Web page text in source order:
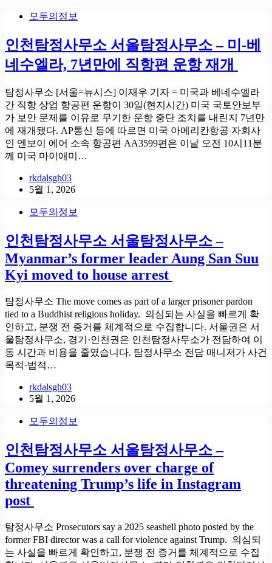
모두의정보
인천탐정사무소 서울탐정사무소 – 미-베
네수엘라, 7년만에 직항편 운항 재개
탐정사무소 [서울=뉴시스] 이재우 기자 = 미국과 베네수엘라
간 직항 상업 항공편 운항이 30일(현지시간) 미국 국토안보부
가 보안 문제를 이유로 무기한 운항 중단 조치를 내린지 7년만
에 재개됐다. AP통신 등에 따르면 미국 아메리칸항공 자회사
인 엔보이 에어 소속 항공편 AA3599편은 이날 오전 10시11분
께 미국 마이애미…
rkdalsgh03
5월 1, 2026
모두의정보
인천탐정사무소 서울탐정사무소 –
Myanmar’s former leader Aung San Suu
Kyi moved to house arrest
탐정사무소 The move comes as part of a larger prisoner pardon
tied to a Buddhist religious holiday. 의심되는 사실을 빠르게 확
인하고, 분쟁 전 증거를 체계적으로 수집합니다. 서울권은 서
울탐정사무소, 경기·인천권은 인천탐정사무소가 전담하여 이
동 시간과 비용을 줄였습니다. 탐정사무소 전담 매니저가 사건
목적·법적…
rkdalsgh03
5월 1, 2026
모두의정보
인천탐정사무소 서울탐정사무소 –
Comey surrenders over charge of
threatening Trump’s life in Instagram
post
탐정사무소 Prosecutors say a 2025 seashell photo posted by the
former FBI director was a call for violence against Trump. 의심되
는 사실을 빠르게 확인하고, 분쟁 전 증거를 체계적으로 수집